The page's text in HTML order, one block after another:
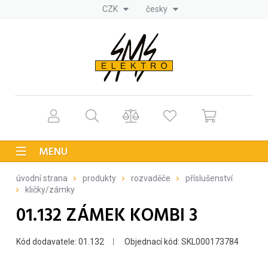
CZK česky
MENU
úvodní strana produkty rozvaděče
příslušenství
kličky/zámky
01.132 ZÁMEK KOMBI 3
Kód dodavatele: 01.132 Objednací kód: SKL000173784